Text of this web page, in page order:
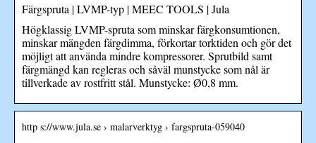
Färgspruta | LVMP-typ | MEEC TOOLS | Jula
Högklassig LVMP-spruta som minskar färgkonsumtionen,
minskar mängden färgdimma, förkortar torktiden och gör det
möjligt att använda mindre kompressorer. Sprutbild samt
färgmängd kan regleras och såväl munstycke som nål är
tillverkade av rostfritt stål. Munstycke: Ø0,8 mm.
http s://www.jula.se › malarverktyg › fargspruta-059040